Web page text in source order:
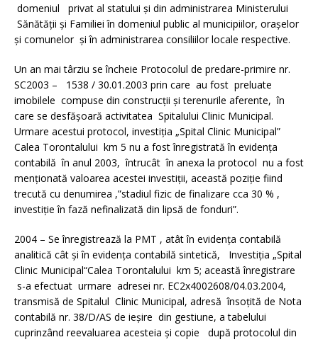
domeniul privat al statului şi din administrarea Ministerului
Sănătăţii şi Familiei în domeniul public al municipiilor, oraşelor
şi comunelor şi în administrarea consiliilor locale respective.
Un an mai târziu se încheie Protocolul de predare-primire nr.
SC2003 – 1538 / 30.01.2003 prin care au fost preluate
imobilele compuse din construcţii şi terenurile aferente, în
care se desfăşoară activitatea Spitalului Clinic Municipal.
Urmare acestui protocol, investiţia „Spital Clinic Municipal”
Calea Torontalului km 5 nu a fost înregistrată în evidenţa
contabilă în anul 2003, întrucât în anexa la protocol nu a fost
menţionată valoarea acestei investiţii, această poziţie fiind
trecută cu denumirea ,”stadiul fizic de finalizare cca 30 % ,
investiţie în fază nefinalizată din lipsă de fonduri”.
2004 – Se înregistrează la PMT , atât în evidenţa contabilă
analitică cât şi în evidenţa contabilă sintetică, Investiţia „Spital
Clinic Municipal“Calea Torontalului km 5; această înregistrare
s-a efectuat urmare adresei nr. EC2x4002608/04.03.2004,
transmisă de Spitalul Clinic Municipal, adresă însoţită de Nota
contabilă nr. 38/D/AS de ieşire din gestiune, a tabelului
cuprinzând reevaluarea acesteia şi copie după protocolul din